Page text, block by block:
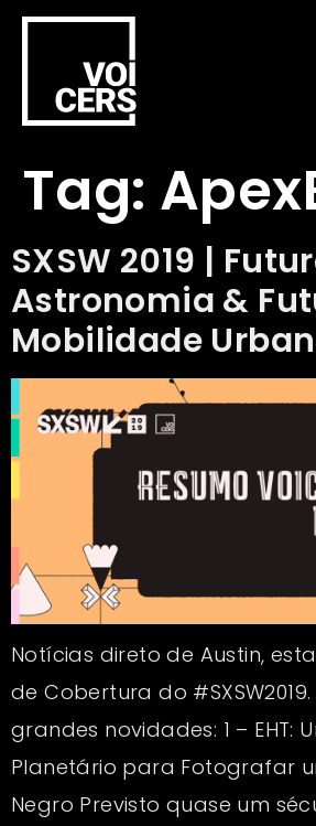
Tag:
SXSW 2019 |
Astronomia &
Mobilidade
Notícias direto de Austin,
de Cobertura do #SXSW2019.
grandes novidades: 1 – EHT:
Planetário para Fotografar
Negro Previsto quase um